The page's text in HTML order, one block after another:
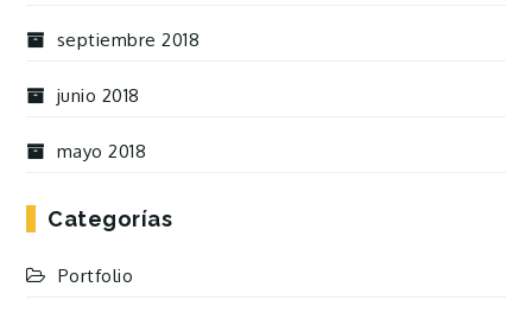
septiembre 2018
junio 2018
mayo 2018
Categorías
Portfolio